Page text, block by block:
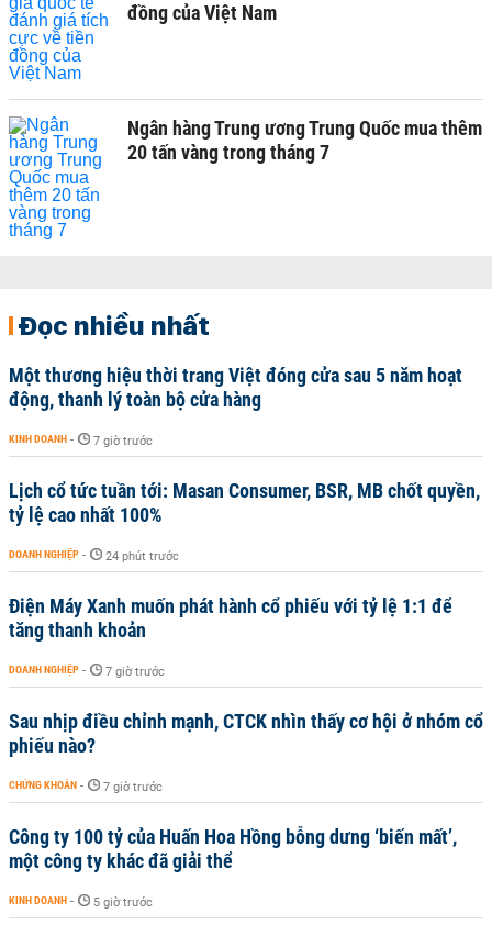
đồng của Việt Nam
Ngân hàng Trung ương Trung Quốc mua thêm
20 tấn vàng trong tháng 7
Đọc nhiều nhất
Một thương hiệu thời trang Việt đóng cửa sau 5 năm hoạt
động, thanh lý toàn bộ cửa hàng
KINH DOANH - 7 giờ trước
Lịch cổ tức tuần tới: Masan Consumer, BSR, MB chốt quyền,
tỷ lệ cao nhất 100%
DOANH NGHIỆP - 24 phút trước
Điện Máy Xanh muốn phát hành cổ phiếu với tỷ lệ 1:1 để
tăng thanh khoản
DOANH NGHIỆP - 7 giờ trước
Sau nhịp điều chỉnh mạnh, CTCK nhìn thấy cơ hội ở nhóm cổ
phiếu nào?
CHỨNG KHOÁN - 7 giờ trước
Công ty 100 tỷ của Huấn Hoa Hồng bỗng dưng ‘biến mất’,
một công ty khác đã giải thể
KINH DOANH - 5 giờ trước